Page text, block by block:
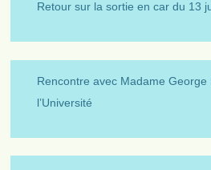
Retour sur la sortie en car du 13
Rencontre avec Madame George
l’Université